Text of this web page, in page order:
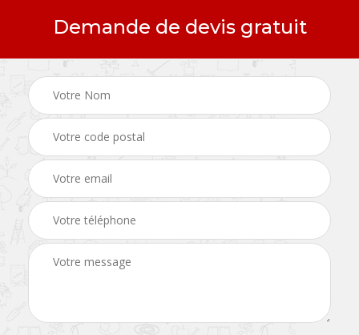
Demande de devis gratuit